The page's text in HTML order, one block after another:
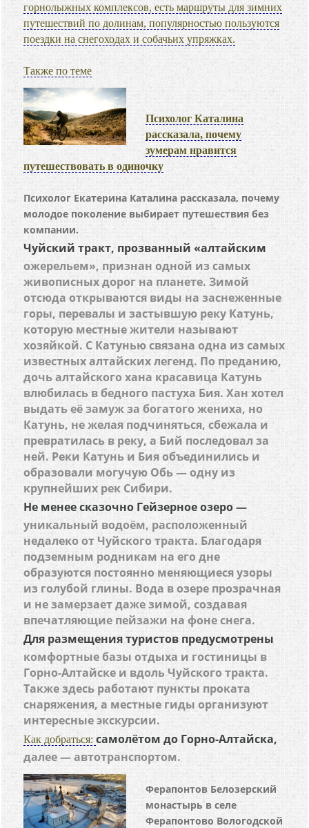
горнолыжных комплексов, есть маршруты для зимних
путешествий по долинам, популярностью пользуются
поездки на снегоходах и собачьих упряжках.
Также по теме
Психолог Каталина
рассказала, почему
зумерам нравится
путешествовать в одиночку
Психолог Екатерина Каталина рассказала, почему
молодое поколение выбирает путешествия без
компании.
Чуйский тракт, прозванный «алтайским
ожерельем», признан одной из самых
живописных дорог на планете. Зимой
отсюда открываются виды на заснеженные
горы, перевалы и застывшую реку Катунь,
которую местные жители называют
хозяйкой. С Катунью связана одна из самых
известных алтайских легенд. По преданию,
дочь алтайского хана красавица Катунь
влюбилась в бедного пастуха Бия. Хан хотел
выдать её замуж за богатого жениха, но
Катунь, не желая подчиняться, сбежала и
превратилась в реку, а Бий последовал за
ней. Реки Катунь и Бия объединились и
образовали могучую Обь — одну из
крупнейших рек Сибири.
Не менее сказочно Гейзерное озеро —
уникальный водоём, расположенный
недалеко от Чуйского тракта. Благодаря
подземным родникам на его дне
образуются постоянно меняющиеся узоры
из голубой глины. Вода в озере прозрачная
и не замерзает даже зимой, создавая
впечатляющие пейзажи на фоне снега.
Для размещения туристов предусмотрены
комфортные базы отдыха и гостиницы в
Горно-Алтайске и вдоль Чуйского тракта.
Также здесь работают пункты проката
снаряжения, а местные гиды организуют
интересные экскурсии.
Как добраться:самолётом до Горно-Алтайска,
далее — автотранспортом.
Ферапонтов Белозерский
монастырь в селе
Ферапонтово Вологодской